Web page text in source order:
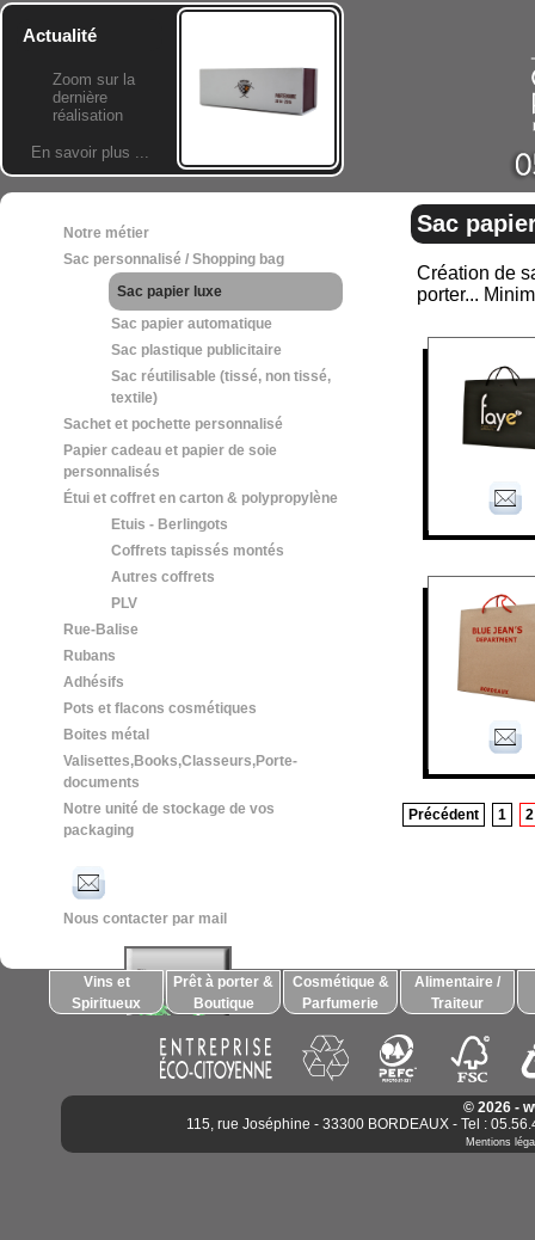
Actualité
Zoom sur la
dernière
réalisation
En savoir plus ...
Notre métier
Sac personnalisé / Shopping bag
Sac papier luxe
Sac papier automatique
Sac plastique publicitaire
Sac réutilisable (tissé, non tissé,
textile)
Sachet et pochette personnalisé
Papier cadeau et papier de soie
personnalisés
Étui et coffret en carton & polypropylène
Etuis - Berlingots
Coffrets tapissés montés
Autres coffrets
PLV
Rue-Balise
Rubans
Adhésifs
Pots et flacons cosmétiques
Boites métal
Valisettes,Books,Classeurs,Porte-
documents
Notre unité de stockage de vos
packaging
Nous contacter par mail
Sac
Création de
porter...
Précédent 1 2
Vins et
Spiritueux
Prêt à porter &
Boutique
Cosmétique &
Parfumerie
Alimentaire /
Traiteur
© 2026 -
115, rue Joséphine - 33300 BORDEAUX - Tel :
Mentions